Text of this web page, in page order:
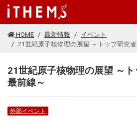
このページの本文に移動する
HOME 最新情報
イベント
21世紀原子核物理の展望 ～トップ研究
21世紀原子核物理の展望 ～
最前線～
外部イベント